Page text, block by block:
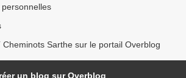
Cheminots Sarthe sur le portail Overblog
un blog sur Overblog